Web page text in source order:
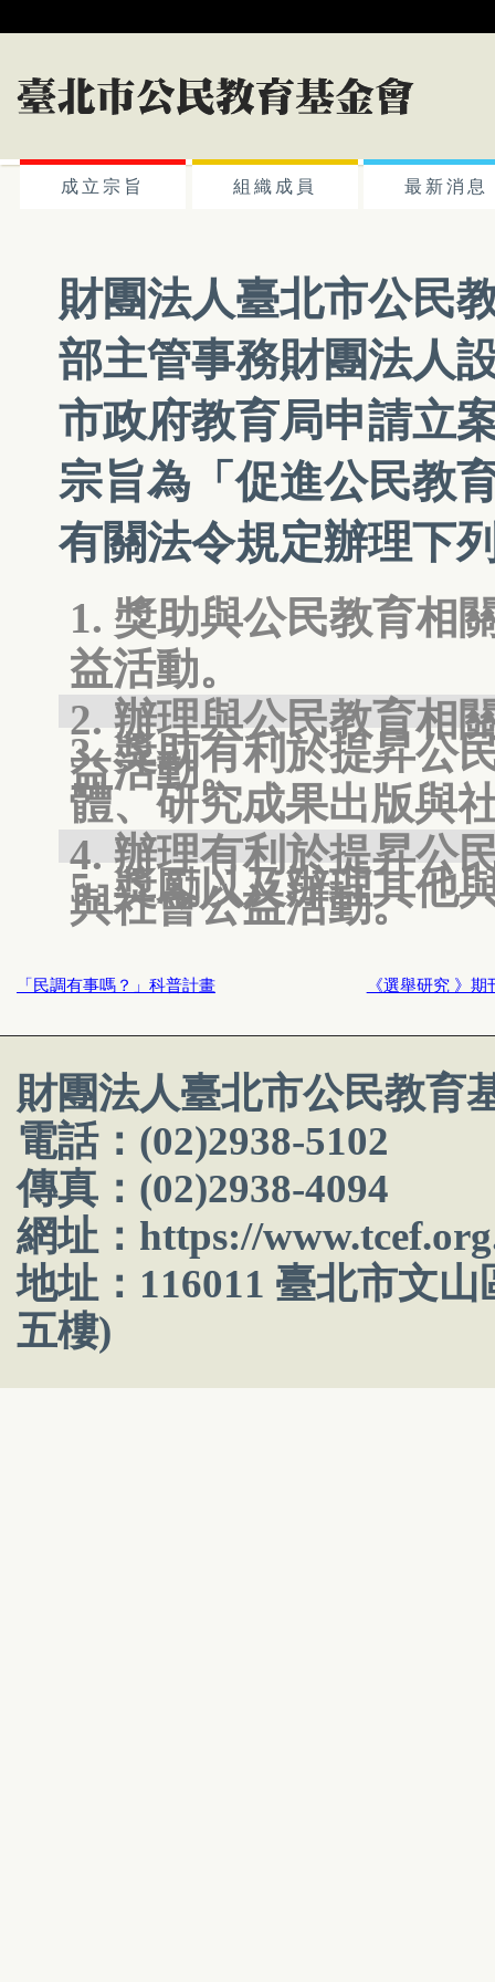
成立宗旨 組織成員 最新消息
財團法人臺北市公民
部主管事務財團法人
市政府教育局申請立
宗旨為「促進公民教
有關法令規定辦理下
獎助與公民教育相
益活動。
辦理與公民教育相
益活動。
獎助有利於提昇公
體、研究成果出版與
辦理有利於提昇公
與社會公益活動。
獎勵以及辦理其他
「民調有事嗎？」科普計畫 《選舉研究 》期
財團法人臺北市公民教育
電話：(02)2938-5102
傳真：(02)2938-4094
網址： https://
地址：116011 臺北市文
五樓)